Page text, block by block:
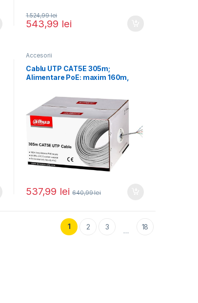
543,99 lei
1.524,99lei
Accesorii
Cablu UTP CAT5E 305m;
Alimentare PoE: maxim 160m,
537,99 lei 640,99lei
1 2 3 … 18